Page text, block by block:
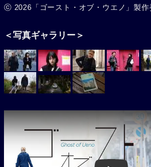
ⓒ 2026「ゴースト・オブ・ウエノ」製作
＜写真ギャラリー＞